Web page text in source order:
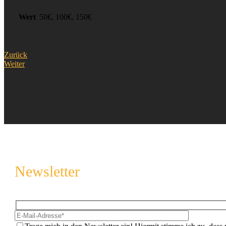
Wert 50€, 100€, 150€
Zurück
Weiter
Newsletter
Hidden
fields